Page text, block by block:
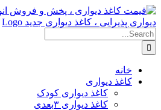
Skip
to
content
Search
for:
خانه
کاغذ دیواری
کاغذ دیواری کودک
کاغذ دیواری ۳بعدی